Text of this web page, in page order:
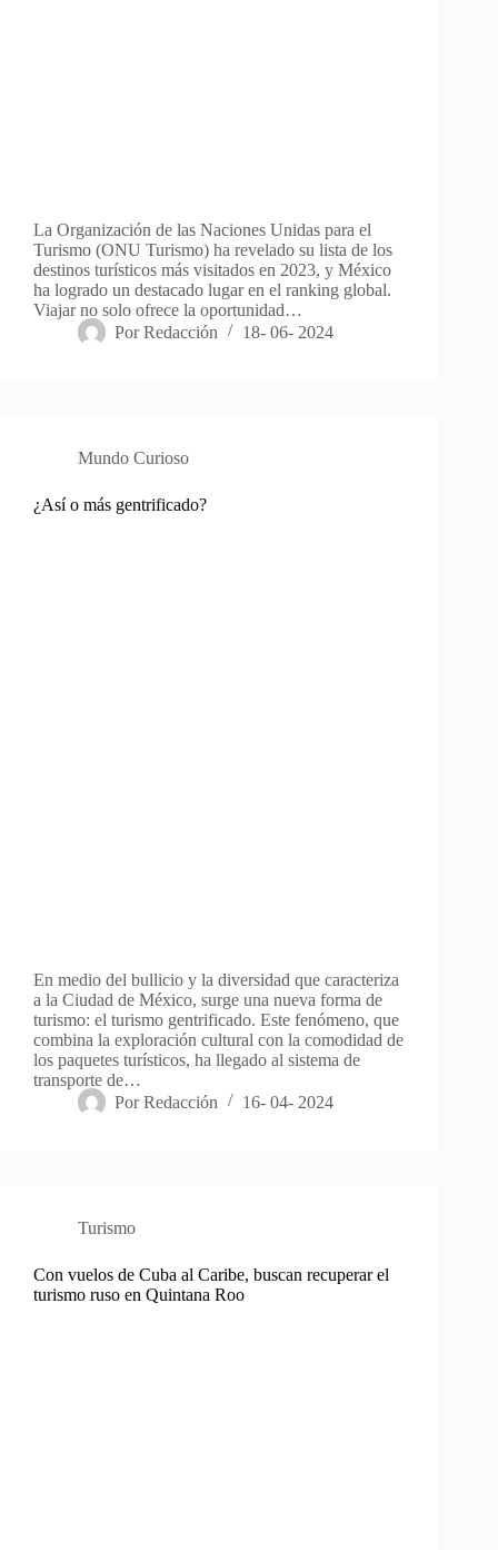
La Organización de las Naciones Unidas para el
Turismo (ONU Turismo) ha revelado su lista de los
destinos turísticos más visitados en 2023, y México
ha logrado un destacado lugar en el ranking global.
Viajar no solo ofrece la oportunidad…
Por Redacción 18- 06- 2024
Mundo Curioso
¿Así o más gentrificado?
En medio del bullicio y la diversidad que caracteriza
a la Ciudad de México, surge una nueva forma de
turismo: el turismo gentrificado. Este fenómeno, que
combina la exploración cultural con la comodidad de
los paquetes turísticos, ha llegado al sistema de
transporte de…
Por Redacción 16- 04- 2024
Turismo
Con vuelos de Cuba al Caribe, buscan recuperar el
turismo ruso en Quintana Roo